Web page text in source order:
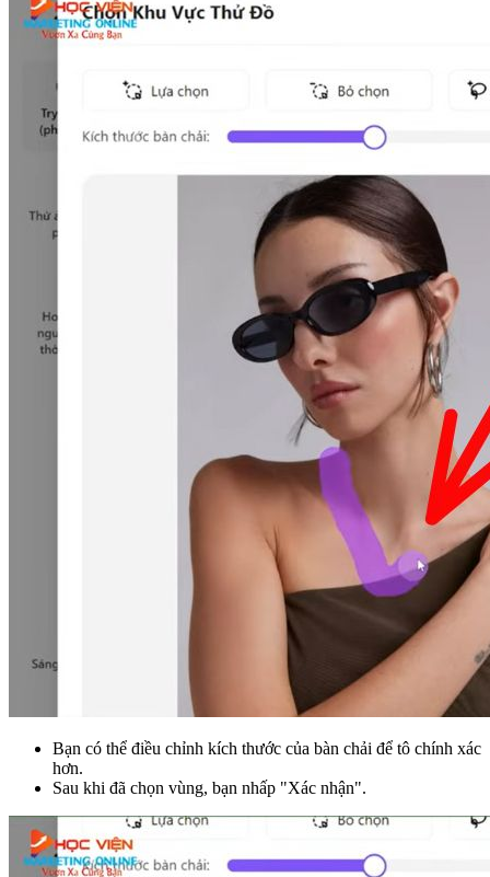
Bạn có thể điều chỉnh kích thước của bàn chải để tô chính xác
hơn.
Sau khi đã chọn vùng, bạn nhấp "Xác nhận".